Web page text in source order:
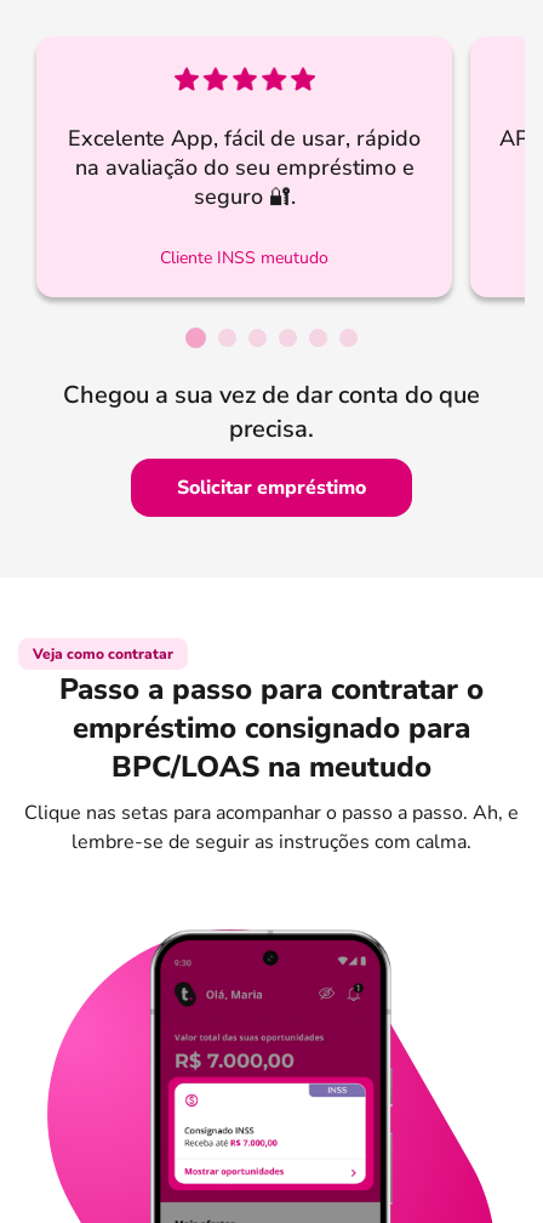
Excelente App, fácil de usar, rápido
na avaliação do seu empréstimo e
seguro 🔐.
Cliente INSS meutudo
Chegou a sua vez de dar conta do que
precisa.
Solicitar empréstimo
Veja como contratar
Passo a passo para contratar o
empréstimo consignado para
BPC/LOAS na meutudo
Clique nas setas para acompanhar o passo a passo. Ah, e
lembre-se de seguir as instruções com calma.